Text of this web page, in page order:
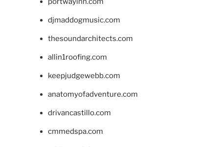
djmaddogmusic.com
thesoundarchitects.com
allin1roofing.com
keepjudgewebb.com
anatomyofadventure.com
drivancastillo.com
cmmedspa.com